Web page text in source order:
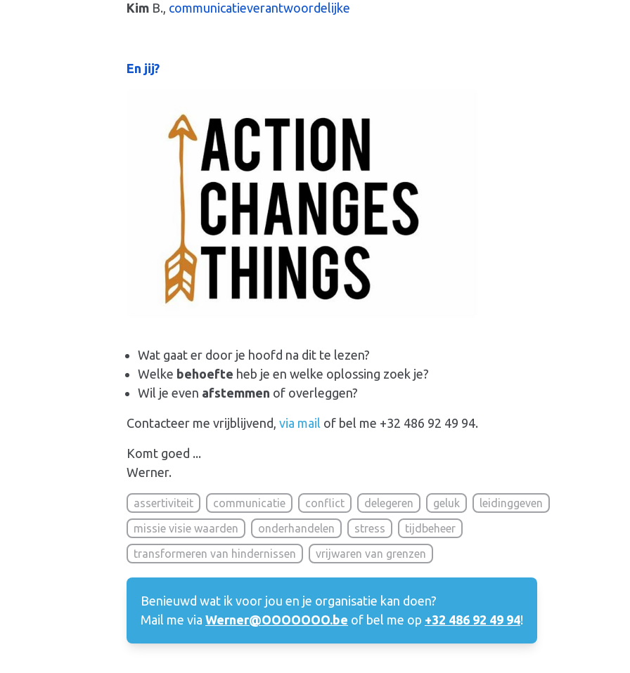
Kim B., communicatieverantwoordelijke
En jij?
Wat gaat er door je hoofd na dit te lezen?
Welke behoefte heb je en welke oplossing zoek je?
Wil je even afstemmen of overleggen?
Contacteer me vrijblijvend, via mail of bel me +32 486 92 49 94.
Komt goed ...
Werner.
assertiviteit communicatie conflict delegeren geluk
leidinggeven
missie visie waarden
onderhandelen stress
tijdbeheer
transformeren van hindernissen
vrijwaren van grenzen
Benieuwd wat ik voor jou en je organisatie kan doen?
Mail me via Werner@OOOOOOO.be of bel me op +32 486 92 49 94!